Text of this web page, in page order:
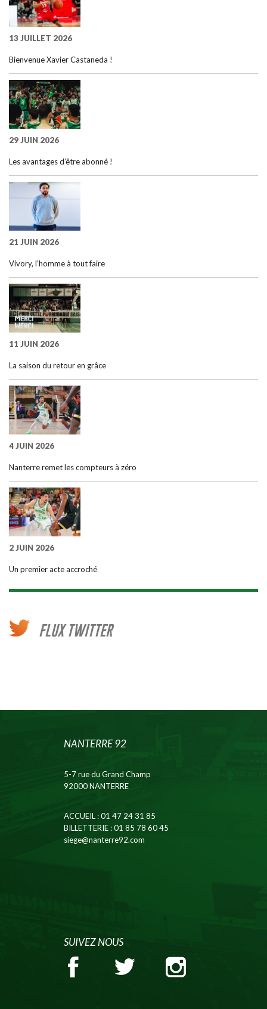
13 JUILLET 2026
Bienvenue Xavier Castaneda !
29 JUIN 2026
Les avantages d’être abonné !
21 JUIN 2026
Vivory, l’homme à tout faire
11 JUIN 2026
La saison du retour en grâce
4 JUIN 2026
Nanterre remet les compteurs à zéro
2 JUIN 2026
Un premier acte accroché
FLUX TWITTER
NANTERRE 92
5-7 rue du Grand Champ
92000 NANTERRE
ACCUEIL: 01 47 24 31 85
BILLETTERIE: 01 85 78 60 45
siege@nanterre92.com
SUIVEZ NOUS